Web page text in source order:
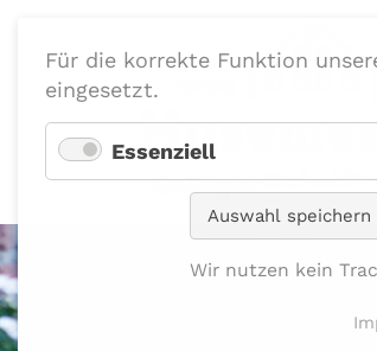
Für die korrekte Funktion
eingesetzt.
Essenziell
Auswahl speichern
Wir nutzen kein